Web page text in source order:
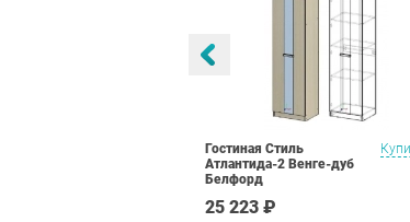
Гостиная Стиль
Атлантида-2 Венге-дуб
Белфорд
25 223 ₽